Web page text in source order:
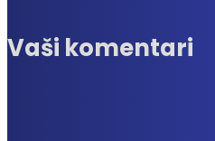
Vaši komentari